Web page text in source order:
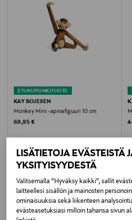
LISÄTIETOJA EVÄSTEISTÄ
YKSITYISYYDESTÄ
Valitsemalla “Hyväksy kaikki”, sallit
laitteellesi sisällön ja mainosten
ominaisuuksia sekä liikenteen
evästeasetuksiasi milloin tahansa sivun
vastuullisesti hoidetuista
materiaali on jäljitettävissä
kaupan eri prosesseissa
aina metsänhoitajaan asti.
Pyökkiä
Väri
YELLOW
Koko
9,5 cm
Valmistusmaa
Tanska
ETUKUPONKITUOTE
KAY BOJESEN
Monkey Mini -apinafiguuri 10 cm
Original Price
69,95 €
LISÄÄ